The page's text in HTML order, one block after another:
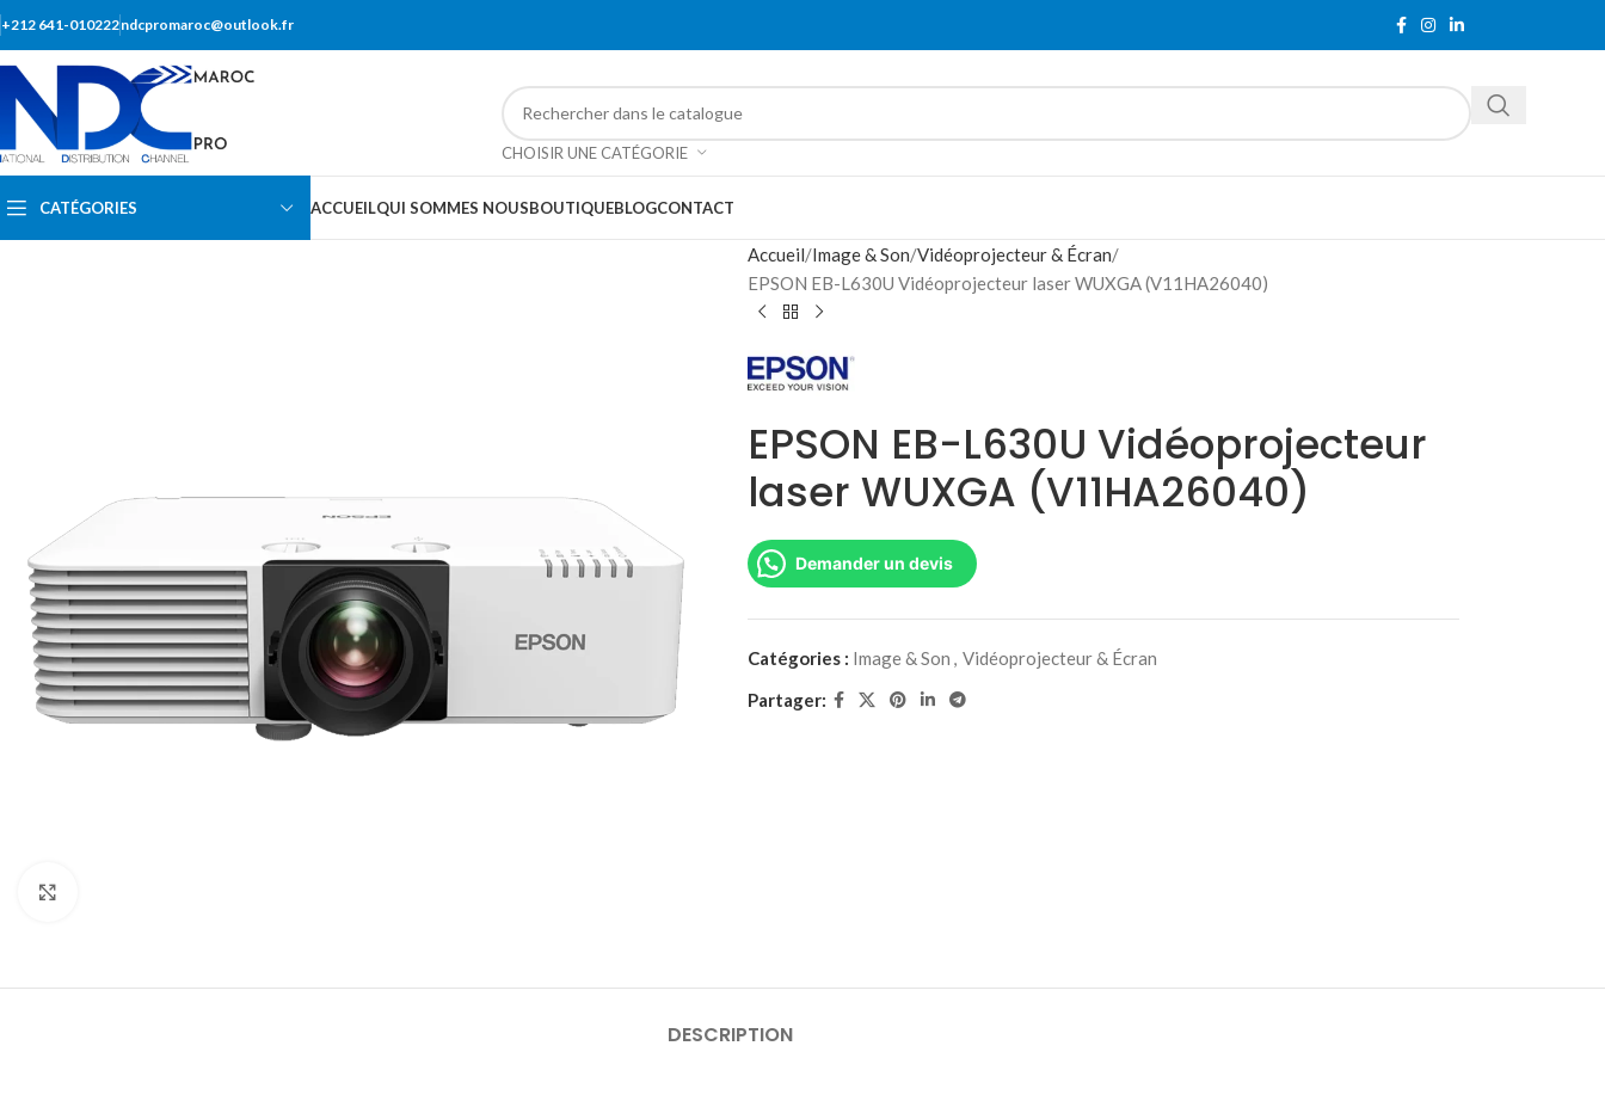
+212 641-010222ndcpromaroc@outlook.fr
CHOISIR UNE CATÉGORIE
CATÉGORIES ACCUEILQUI SOMMES NOUSBOUTIQUEBLOGCONTACT
Accueil Image & Son Vidéoprojecteur & Écran
EPSON EB-L630U Vidéoprojecteur laser WUXGA (V11HA26040)
EPSON EB-L630U Vidéoprojecteur
laser WUXGA (V11HA26040)
Demander un devis
Catégories : Image & Son
Vidéoprojecteur & Écran
Partager:
DESCRIPTION